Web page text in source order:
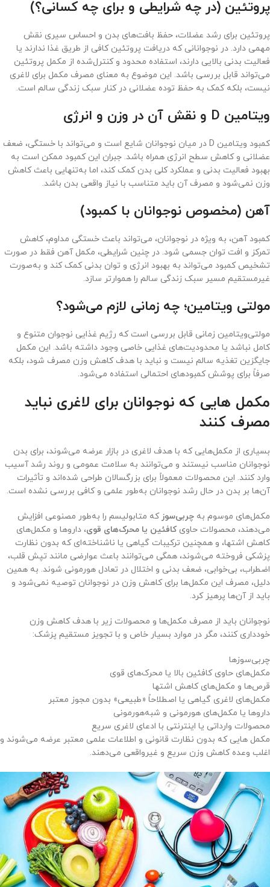
پروتئین (در چه شرایطی و برای چه کسانی؟)
پروتئین برای رشد عضلات، حفظ بافت‌های بدن و احساس سیری نقش
مهمی دارد. در نوجوانانی که دریافت پروتئین کافی از طریق غذا ندارند یا
فعالیت بدنی بالایی دارند، استفاده محدود و کنترل‌شده از مکمل پروتئین
می‌تواند قابل بررسی باشد. این موضوع به معنای مصرف مکمل برای لاغری
نیست، بلکه کمک به حفظ توده عضلانی در کنار سبک زندگی سالم است.
ویتامین D و نقش آن در وزن و انرژی
کمبود ویتامین D در میان نوجوانان شایع است و می‌تواند با خستگی، ضعف
عضلانی و کاهش سطح انرژی همراه باشد. جبران این کمبود ممکن است به
بهبود فعالیت بدنی و عملکرد کلی بدن کمک کند، اما به‌تنهایی باعث کاهش
وزن نمی‌شود و مصرف آن باید متناسب با نیاز واقعی بدن باشد.
آهن (مخصوص نوجوانان با کمبود)
کمبود آهن، به ویژه در نوجوانان، می‌تواند باعث خستگی مداوم، کاهش
تمرکز و افت توان جسمی شود. در چنین شرایطی، مکمل آهن فقط در صورت
تشخیص کمبود می‌تواند به بهبود انرژی و توان بدنی کمک کند و به‌صورت
غیرمستقیم مسیر سبک زندگی سالم را هموارتر سازد.
مولتی ویتامین؛ چه زمانی لازم می‌شود؟
مولتی‌ویتامین زمانی قابل بررسی است که رژیم غذایی نوجوان متنوع و
کامل نباشد یا محدودیت‌های غذایی خاصی وجود داشته باشد. این مکمل
جایگزین تغذیه سالم نیست و نباید با هدف کاهش وزن مصرف شود، بلکه
صرفاً برای پوشش کمبودهای احتمالی استفاده می‌شود.
مکمل هایی که نوجوانان برای لاغری نباید
مصرف کنند
بسیاری از مکمل‌هایی که با هدف لاغری در بازار عرضه می‌شوند، برای بدن
نوجوانان مناسب نیستند و می‌توانند به سلامت عمومی و روند رشد آسیب
وارد کنند. این محصولات معمولاً برای بزرگسالان طراحی شده‌اند و تأثیرات
آن‌ها بر بدن در حال رشد نوجوانان به‌طور علمی و کافی بررسی نشده است.
مکمل‌های موسوم به چربی‌سوز که متابولیسم را به‌طور مصنوعی افزایش
می‌دهند، محصولات حاویکافئین یا محرک‌های قوی، داروها و مکمل‌های
کاهش اشتها، و همچنین ترکیبات گیاهی یا ناشناخته‌ای که بدون نظارت
پزشکی فروخته می‌شوند، همگی می‌توانند باعث عوارضی مانند تپش قلب،
اضطراب، بی‌خوابی، ضعف بدنی و اختلال در تعادل هورمونی شوند. به همین
دلیل، مصرف این مکمل‌ها برای کاهش وزن در نوجوانان توصیه نمی‌شود و
باید از آن‌ها پرهیز کرد.
نوجوانان باید از مصرف مکمل‌ها و محصولات زیر با هدف کاهش وزن
خودداری کنند، مگر در موارد بسیار خاص و با تجویز مستقیم پزشک:
چربی‌سوزها
مکمل‌های حاوی کافئین بالا یا محرک‌های قوی
قرص‌ها و مکمل‌های کاهش اشتها
مکمل‌های لاغری گیاهی یا اصطلاحاً «طبیعی» بدون مجوز معتبر
داروها یا مکمل‌های هورمونی و شبه‌هورمونی
محصولات وارداتی یا اینترنتی با ادعای لاغری سریع
مکمل هایی که بدون نظارت قانونی و اطلاعات علمی معتبر عرضه می‌شوند و
اغلب وعده کاهش وزن سریع و غیرواقعی می‌دهند.